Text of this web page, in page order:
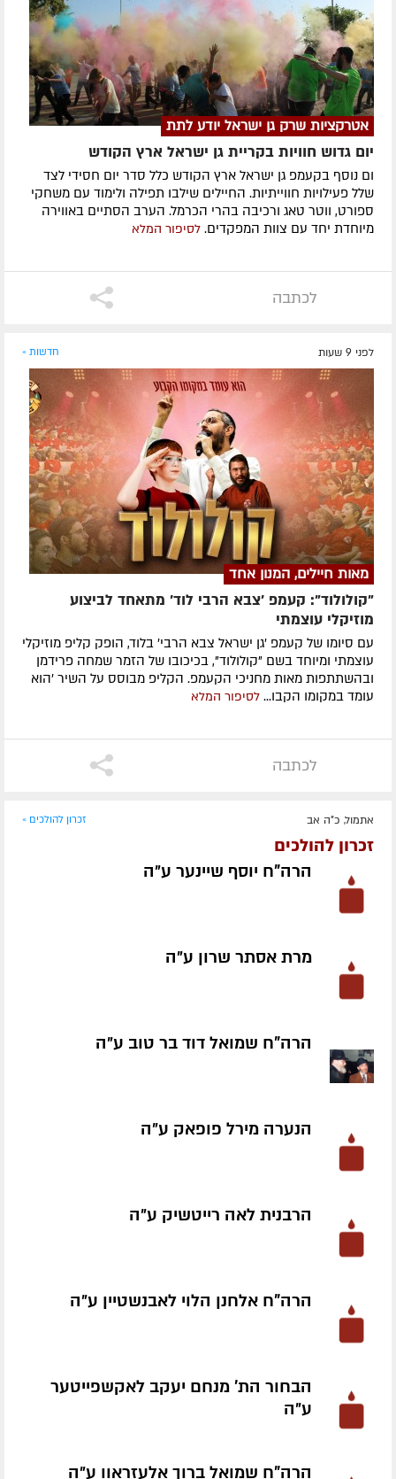
אטרקציות שרק גן ישראל יודע לתת
יום גדוש חוויות בקריית גן ישראל ארץ הקודש
ום נוסף בקעמפ גן ישראל ארץ הקודש כלל סדר יום חסידי לצד
שלל פעילויות חווייתיות. החיילים שילבו תפילה ולימוד עם משחקי
ספורט, ווטר טאג ורכיבה בהרי הכרמל. הערב הסתיים באווירה
מיוחדת יחד עם צוות המפקדים. לסיפור המלא
לכתבה
לפני 9 שעות חדשות »
מאות חיילים, המנון אחד
"קולולוד": קעמפ 'צבא הרבי לוד' מתאחד לביצוע
מוזיקלי עוצמתי
עם סיומו של קעמפ 'גן ישראל צבא הרבי' בלוד, הופק קליפ מוזיקלי
עוצמתי ומיוחד בשם "קולולוד", בכיכובו של הזמר שמחה פרידמן
ובהשתתפות מאות מחניכי הקעמפ. הקליפ מבוסס על השיר 'הוא
עומד במקומו הקבו... לסיפור המלא
לכתבה
אתמול, כ"ה אב זכרון להולכים »
זכרון להולכים
הרה"ח יוסף שיינער ע״ה
מרת אסתר שרון ע״ה
הרה"ח שמואל דוד בר טוב ע״ה
הנערה מירל פופאק ע״ה
הרבנית לאה רייטשיק ע״ה
הרה"ח אלחנן הלוי לאבנשטיין ע״ה
הבחור הת' מנחם יעקב לאקשפייטער
ע״ה
הרה"ח שמואל ברוך אלעזראוו ע״ה